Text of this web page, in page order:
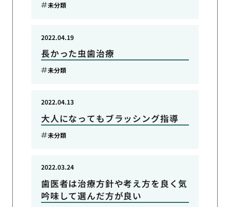
未分類
長かった虫歯治療
2022.04.19
未分類
大人になってもブラッシング指導
2022.04.13
未分類
歯医者は治療方針や考え方を良く気
吟味して選んだ方が良い
2022.03.24